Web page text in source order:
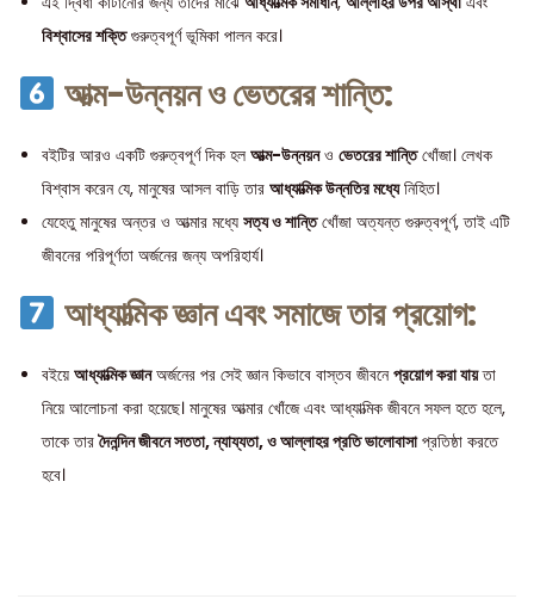
বিশ্বাসের শক্তিগুরুত্বপূর্ণ ভূমিকা পালন করে।
আত্ম-উন্নয়ন ও ভেতরের শান্তি:
বইটির আরও একটি গুরুত্বপূর্ণ দিক হল আত্ম-উন্নয়নও ভেতরের শান্তিখোঁজা। লেখক
বিশ্বাস করেন যে, মানুষের আসল বাড়ি তার আধ্যাত্মিক উন্নতির মধ্যেনিহিত।
যেহেতু মানুষের অন্তর ও আত্মার মধ্যে সত্য ও শান্তিখোঁজা অত্যন্ত গুরুত্বপূর্ণ, তাই এটি
জীবনের পরিপূর্ণতা অর্জনের জন্য অপরিহার্য।
আধ্যাত্মিক জ্ঞান এবং সমাজে তার প্রয়োগ:
বইয়ে আধ্যাত্মিক জ্ঞানঅর্জনের পর সেই জ্ঞান কিভাবে বাস্তব জীবনেপ্রয়োগ করা যায়তা
নিয়ে আলোচনা করা হয়েছে। মানুষের আত্মার খোঁজে এবং আধ্যাত্মিক জীবনে সফল হতে হলে,
তাকে তারদৈনন্দিন জীবনে সততা, ন্যায্যতা, ও আল্লাহর প্রতি ভালোবাসাপ্রতিষ্ঠা করতে
হবে।